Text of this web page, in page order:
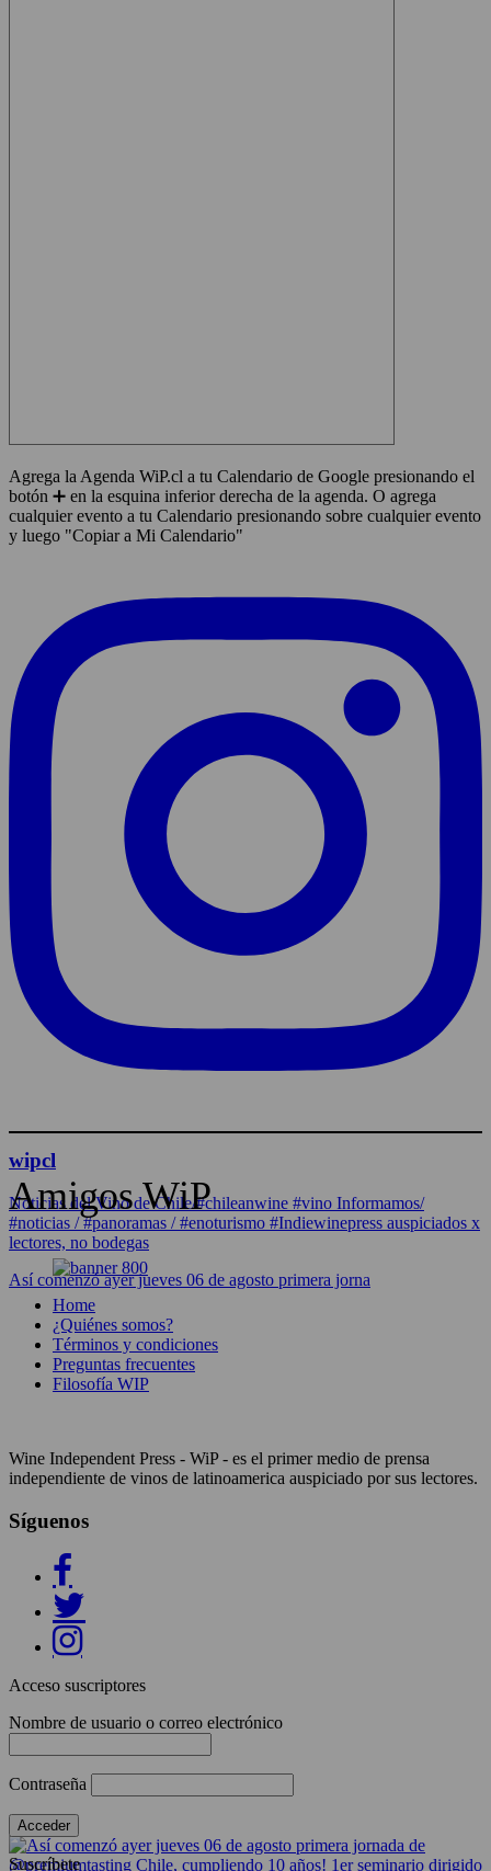
Agrega la Agenda WiP.cl a tu Calendario de Google presionando el
botón ➕ en la esquina inferior derecha de la agenda. O agrega
cualquier evento a tu Calendario presionando sobre cualquier evento
y luego "Copiar a Mi Calendario"
wipcl
Noticias del Vino de Chile/#chileanwine #vino Informamos/
#noticias / #panoramas / #enoturismo #Indiewinepress auspiciados x
lectores, no bodegas
Así comenzó ayer jueves 06 de agosto primera jorna
Amigos WiP
Home
¿Quiénes somos?
Términos y condiciones
Preguntas frecuentes
Filosofía WIP
Wine Independent Press - WiP - es el primer medio de prensa
independiente de vinos de latinoamerica auspiciado por sus lectores.
Síguenos
Acceso suscriptores
Nombre de usuario o correo electrónico
Contraseña
Suscríbete